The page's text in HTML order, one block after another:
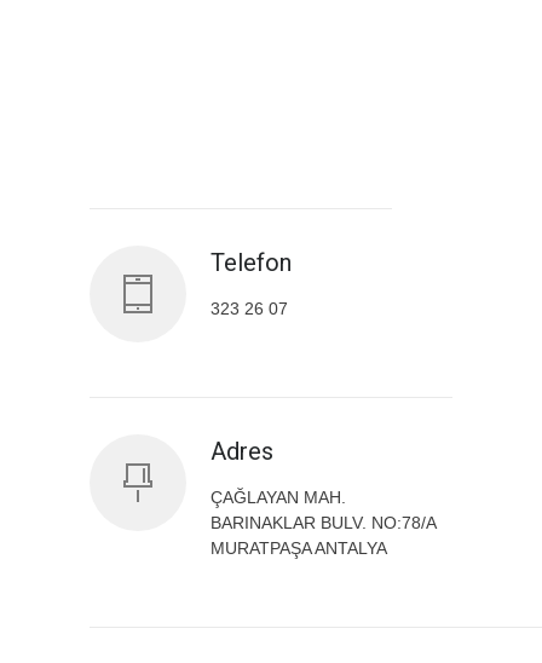
Telefon
323 26 07
Adres
ÇAĞLAYAN MAH.
BARINAKLAR BULV. NO:78/A
MURATPAŞA ANTALYA